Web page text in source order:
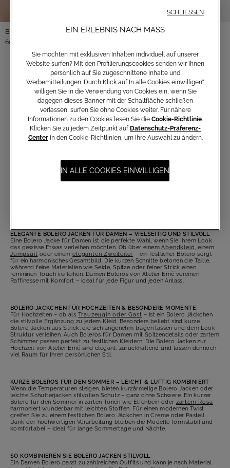
Bolero aus Chiffon
60,00 €
FESTLICHE BOLERO JACKEN FÜR DAMEN
Ein stilvoller Look endet nicht beim Kleid – die richtige
Jacke rundet Ihr Outfit ab. Die Bolero Jacken von
Atelier Emé sind elegante Begleiter für festliche
zartes Jäckchen aus Strick oder als festlicher Bolero mit
kurzen Ärmeln: Unsere Auswahl vereint italienische
Eleganz mit femininer Raffinesse. Entdecken Sie kurze
ELEGANTE BOLERO JACKEN FÜR DAMEN – VIELSEITIG UND STILVOLL
Eine Bolero Jacke für Damen ist die perfekte Wahl, wenn Sie Ihrem Look
das gewisse Etwas verleihen möchten. Ob über einemAbendkleid, einem
Jumpsuit oder einemeleganten Zweiteiler – ein festlicher Bolero sorgt
für ein harmonisches Gesamtbild. Die kurzen Schnitte betonen die Taille,
während feine Materialien wie Seide, Spitze oder feiner Strick einen
femininen Touch verleihen. Damen Boleros von Atelier Emé vereinen
Raffinesse mit Komfort – ideal für jede Figur und jeden Anlass.
BOLERO JÄCKCHEN FÜR HOCHZEITEN & BESONDERE MOMENTE
Für Hochzeiten – ob als Trauzeugin oder Gast – ist ein Bolero Jäckchen
die stilvolle Ergänzung zu jedem Kleid. Besonders beliebt sind kurze
Bolero Jacken aus Strick, die sich angenehm tragen lassen und dem Look
Struktur verleihen. Auch Boleros für Damen mit Spitzendetails oder zartem
Schimmer passen perfekt zu festlichen Kleidern. Die Bolero Jacken zur
Hochzeit von Atelier Emé sind elegant, zurückhaltend und lassen dennoch
viel Raum für Ihren persönlichen Stil.
KURZE BOLEROS FÜR DEN SOMMER – LEICHT & LUFTIG KOMBINIERT
Wenn die Temperaturen steigen, bieten kurzärmelige Bolero Jacken oder
leichte Schulterjacken stilvollen Schutz – ganz ohne Schwere. Ein kurzer
Bolero für den Sommer in zarten Tönen wie Elfenbein oder zartem Rosa
harmoniert wunderbar mit leichten Stoffen. Für einen modernen Twist
greifen Sie zu einem festlichen Bolero Jäckchen in Creme oder Pastell.
Dank der hochwertigen Verarbeitung bleiben die Modelle formstabil und
komfortabel – ideal für lange Sommertage und Nächte.
SO KOMBINIEREN SIE BOLERO JACKEN STILVOLL
Ein Damen Bolero passt zu zahlreichen Outfits und kann je nach Material
EIN ERLEBNIS NACH MASS
Sie möchten mit exklusiven Inhalten individuell auf unserer
Website surfen? Mit den Profilierungscookies senden wir Ihnen
persönlich auf Sie zugeschnittene Inhalte und
Werbemitteilungen. Durch Klick auf In alle Cookies einwilligen‟
willigen Sie in die Verwendung von Cookies ein, wenn Sie
dagegen dieses Banner mit der Schaltfläche schließen
verlassen, surfen Sie ohne Cookies weiter. Für nähere
Informationen zu den Cookies lesen Sie die Cookie-Richtlinie.
Klicken Sie zu jedem Zeitpunkt auf Datenschutz-Präferenz-
Centerin den Cookie-Richtlinien, um Ihre Auswahl zu ändern.
IN ALLE COOKIES EINWILLIGEN
SCHLIESSEN